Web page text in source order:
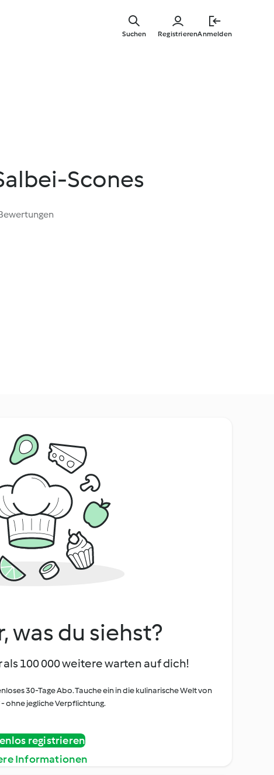
RegistrierenAnmelden
Suchen
Scones
was du siehst?
100 000 weitere warten auf dich!
30-Tage Abo. Tauche ein in die kulinarische Welt von
ohne jegliche Verpflichtung.
registrieren
Informationen